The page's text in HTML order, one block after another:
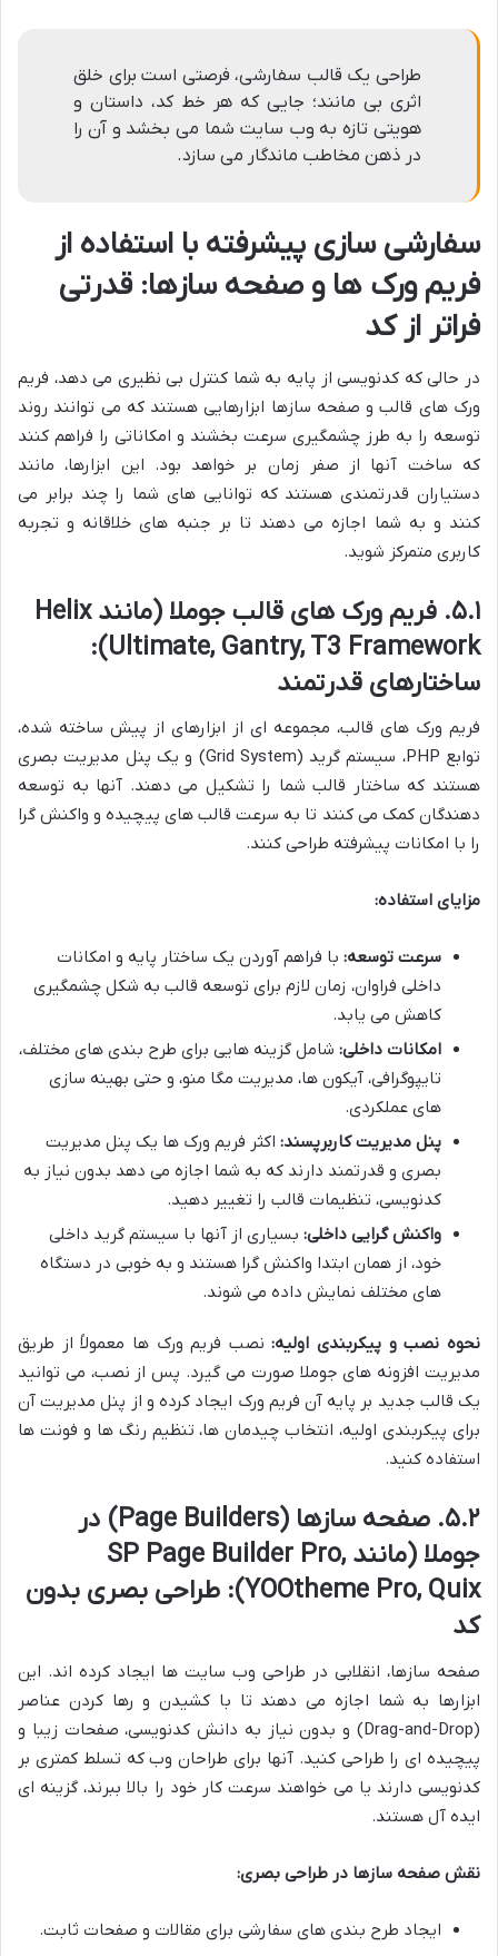
طراحی یک قالب سفارشی، فرصتی است برای خلق
اثری بی مانند؛ جایی که هر خط کد، داستان و
هویتی تازه به وب سایت شما می بخشد و آن را
در ذهن مخاطب ماندگار می سازد.
سفارشی سازی پیشرفته با استفاده از
فریم ورک ها و صفحه سازها: قدرتی
فراتر از کد
در حالی که کدنویسی از پایه به شما کنترل بی نظیری می دهد، فریم
ورک های قالب و صفحه سازها ابزارهایی هستند که می توانند روند
توسعه را به طرز چشمگیری سرعت بخشند و امکاناتی را فراهم کنند
که ساخت آنها از صفر زمان بر خواهد بود. این ابزارها، مانند
دستیاران قدرتمندی هستند که توانایی های شما را چند برابر می
کنند و به شما اجازه می دهند تا بر جنبه های خلاقانه و تجربه
کاربری متمرکز شوید.
۵.۱. فریم ورک های قالب جوملا (مانند Helix
Ultimate, Gantry, T3 Framework):
ساختارهای قدرتمند
فریم ورک های قالب، مجموعه ای از ابزارهای از پیش ساخته شده،
توابع PHP، سیستم گرید (Grid System) و یک پنل مدیریت بصری
هستند که ساختار قالب شما را تشکیل می دهند. آنها به توسعه
دهندگان کمک می کنند تا به سرعت قالب های پیچیده و واکنش گرا
را با امکانات پیشرفته طراحی کنند.
مزایای استفاده:
سرعت توسعه: با فراهم آوردن یک ساختار پایه و امکانات
داخلی فراوان، زمان لازم برای توسعه قالب به شکل چشمگیری
کاهش می یابد.
امکانات داخلی: شامل گزینه هایی برای طرح بندی های مختلف،
تایپوگرافی، آیکون ها، مدیریت مگا منو، و حتی بهینه سازی
های عملکردی.
پنل مدیریت کاربرپسند: اکثر فریم ورک ها یک پنل مدیریت
بصری و قدرتمند دارند که به شما اجازه می دهد بدون نیاز به
کدنویسی، تنظیمات قالب را تغییر دهید.
واکنش گرایی داخلی: بسیاری از آنها با سیستم گرید داخلی
خود، از همان ابتدا واکنش گرا هستند و به خوبی در دستگاه
های مختلف نمایش داده می شوند.
نحوه نصب و پیکربندی اولیه:نصب فریم ورک ها معمولاً از طریق
مدیریت افزونه های جوملا صورت می گیرد. پس از نصب، می توانید
یک قالب جدید بر پایه آن فریم ورک ایجاد کرده و از پنل مدیریت آن
برای پیکربندی اولیه، انتخاب چیدمان ها، تنظیم رنگ ها و فونت ها
استفاده کنید.
۵.۲. صفحه سازها (Page Builders) در
جوملا (مانند SP Page Builder Pro,
YOOtheme Pro, Quix): طراحی بصری بدون
کد
صفحه سازها، انقلابی در طراحی وب سایت ها ایجاد کرده اند. این
ابزارها به شما اجازه می دهند تا با کشیدن و رها کردن عناصر
(Drag-and-Drop) و بدون نیاز به دانش کدنویسی، صفحات زیبا و
پیچیده ای را طراحی کنید. آنها برای طراحان وب که تسلط کمتری بر
کدنویسی دارند یا می خواهند سرعت کار خود را بالا ببرند، گزینه ای
ایده آل هستند.
نقش صفحه سازها در طراحی بصری:
ایجاد طرح بندی های سفارشی برای مقالات و صفحات ثابت.